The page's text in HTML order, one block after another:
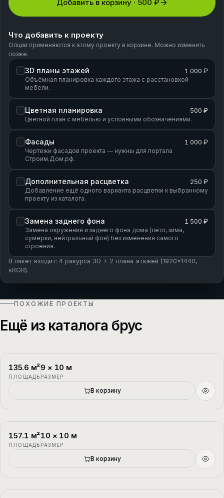
Добавить в корзину · 500 ₽
Что добавить к проекту
Опции применяются к этому проекту в корзине. Можно изменить
позже.
3D планы этажей 1 000 ₽
Объёмная планировка каждого этажа с расстановкой
мебели.
Цветная планировка 500 ₽
Цветной план с мебелью и условными обозначениями.
Фасады 1 000 ₽
Чертежи фасадов проекта — нужны для портала
Строим.Дом.рф.
Дополнительная расцветка 250 ₽
Добавление ещё одного варианта расцветки к выбранному
проекту из каталога.
Замена заднего фона 1 500 ₽
Замена окружения и заднего фона дома (лето, зима,
сумерки, нейтральный фон) без изменения самого
строения.
В пакет входит: 4 ракурса 3D + 2 плана этажей (1920×1440,
sRGB).
ПОХОЖИЕ ПРОЕКТЫ
Ещё из каталога брус
П-1
135.6 м²
ПЛОЩАДЬ
9 × 10 м
РАЗМЕР
В корзину
П-2
157.1 м²
ПЛОЩАДЬ
10 × 10 м
РАЗМЕР
В корзину